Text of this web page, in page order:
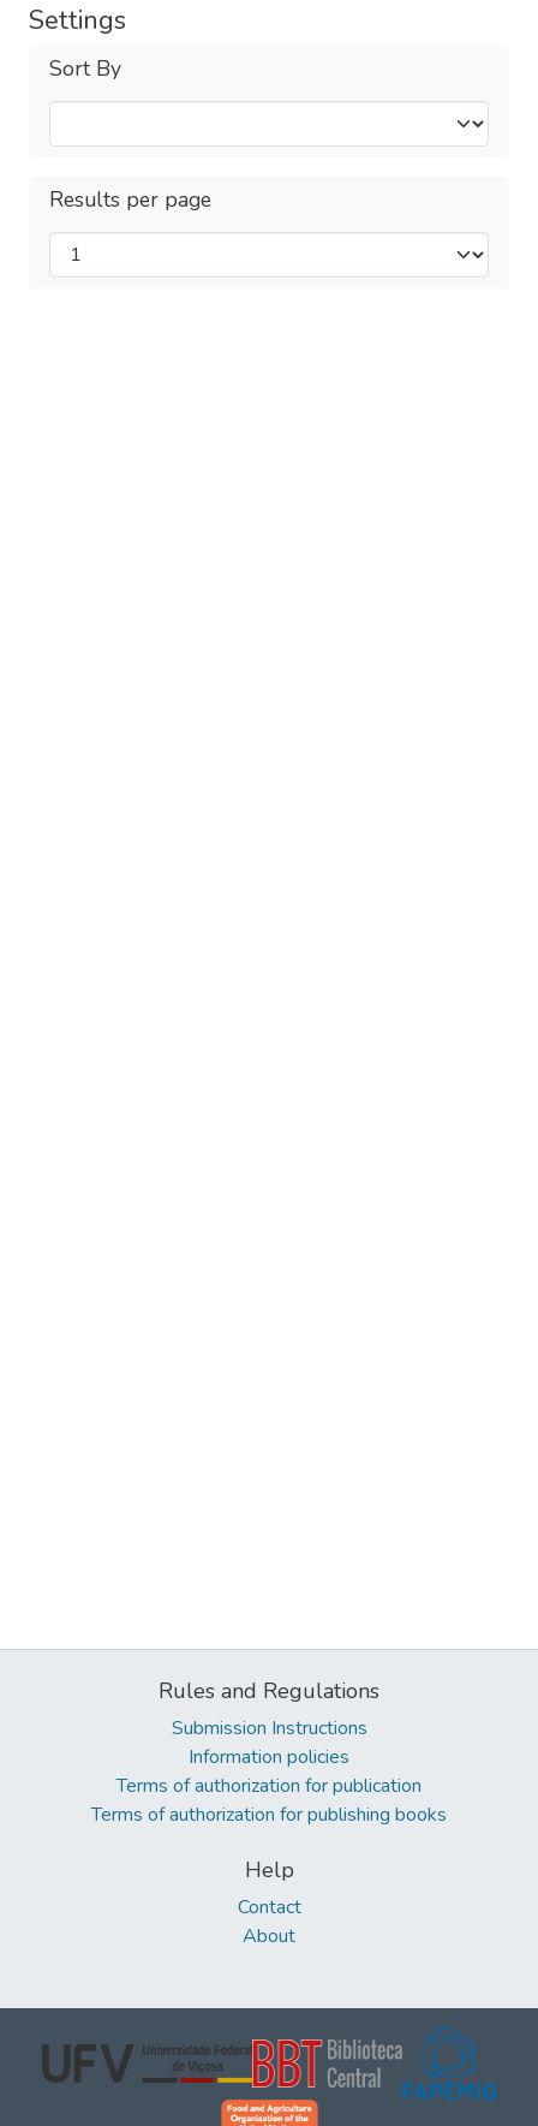
Settings
Sort By
Results per page
Rules and Regulations
Submission Instructions
Information policies
Terms of authorization for publication
Terms of authorization for publishing books
Help
Contact
About